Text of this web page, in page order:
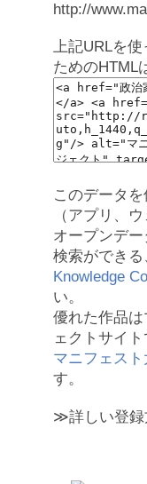
http://
上記URLを
ためのHTML
このデータ
（アプリ、
オープンデー
検索ができる
Knowledge
い。
優れた作品
ェクトサイト
マニフェスト
す。
≫詳しい登録